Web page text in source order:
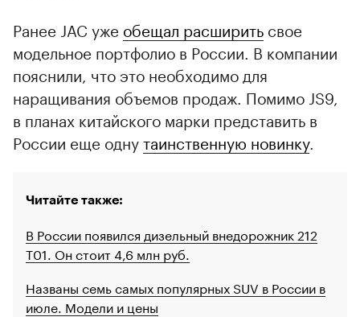
Ранее JAC уже обещал расширить свое
модельное портфолио в России. В компании
пояснили, что это необходимо для
наращивания объемов продаж. Помимо JS9,
в планах китайского марки представить в
России еще однутаинственную новинку.
Читайте также:
В России появился дизельный внедорожник 212
T01. Он стоит 4,6 млн руб.
Названы семь самых популярных SUV в России в
июле. Модели и цены